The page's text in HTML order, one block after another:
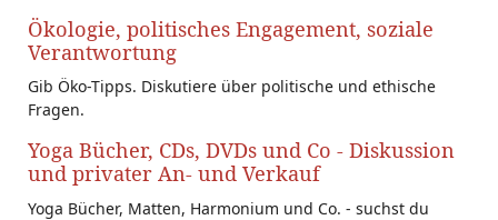
Ökologie, politisches Engagement, soziale
Verantwortung
Gib Öko-Tipps. Diskutiere über politische und ethische
Fragen.
Yoga Bücher, CDs, DVDs und Co - Diskussion
und privater An- und Verkauf
Yoga Bücher, Matten, Harmonium und Co. - suchst du